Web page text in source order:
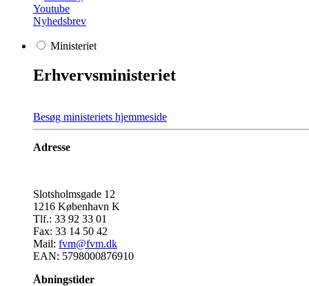
Youtube
Nyhedsbrev
Ministeriet
Erhvervsministeriet
Besøg ministeriets hjemmeside
Adresse
​Slotsholmsgade 12
1216 København K
Tlf.: 33 92 33 01
Fax: 33 14 50 42
Mail: fvm@fvm.dk
EAN: 5798000876910
Åbningstider